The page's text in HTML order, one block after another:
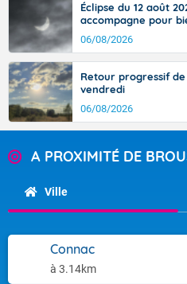
Éclipse du 12 août
accompagne pour
06/08/2026
Retour progressif
vendredi
06/08/2026
A PROXIMITÉ DE
Ville
Connac
à 3.14km